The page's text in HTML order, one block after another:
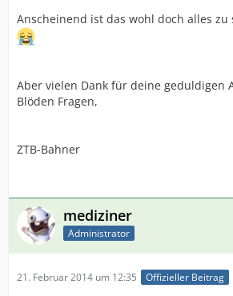
Anscheinend ist das wohl doch alles
Aber vielen Dank für deine geduldigen
Blöden Fragen,
ZTB-Bahner
mediziner
Administrator
21. Februar 2014 um 12:35 Offizieller Beitrag